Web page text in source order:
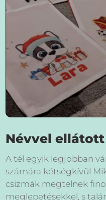
Névvel
A tél egyik legjobban
számára kétségkívül
csizmák megtelnek
meglepetésekkel, s